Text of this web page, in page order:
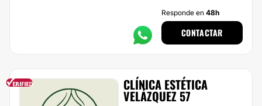
Responde en 48h
CONTACTAR
CLÍNICA ESTÉTICA
VELÁZQUEZ 57